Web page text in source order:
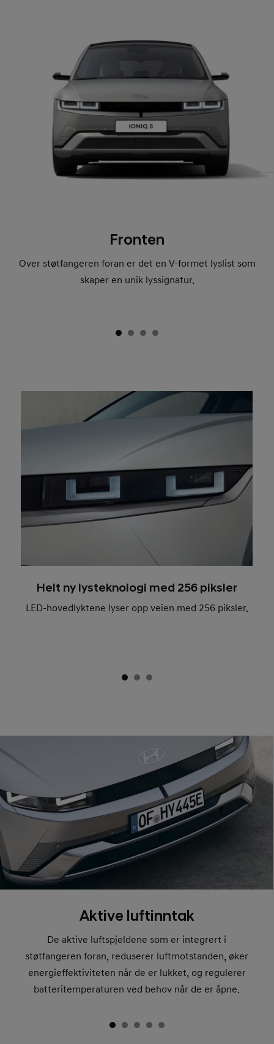
Fronten
Over støtfangeren foran er det en V-formet lyslist som
skaper en unik lyssignatur.
Helt ny lysteknologi med 256 piksler
LED-hovedlyktene lyser opp veien med 256 piksler.
Aktive luftinntak
De aktive luftspjeldene som er integrert i
støtfangeren foran, reduserer luftmotstanden, øker
energieffektiviteten når de er lukket, og regulerer
batteritemperaturen ved behov når de er åpne.